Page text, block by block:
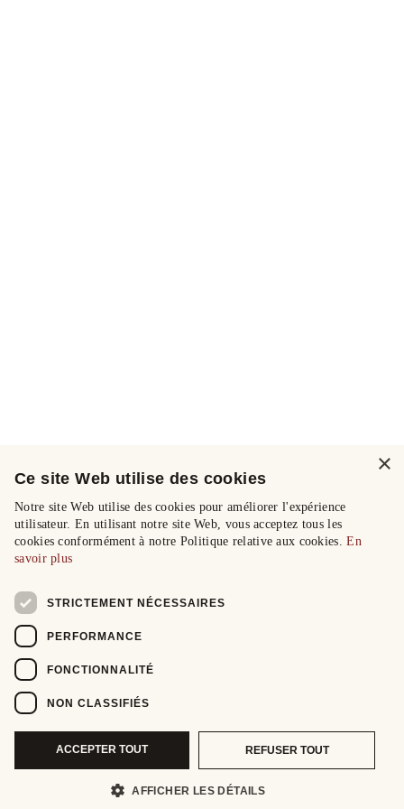
×
Ce site Web utilise des cookies
Notre site Web utilise des cookies pour améliorer l'expérience
utilisateur. En utilisant notre site Web, vous acceptez tous les
cookies conformément à notre Politique relative aux cookies.En
savoir plus
STRICTEMENT NÉCESSAIRES
PERFORMANCE
FONCTIONNALITÉ
NON CLASSIFIÉS
ACCEPTER TOUT REFUSER TOUT
AFFICHER LES DÉTAILS